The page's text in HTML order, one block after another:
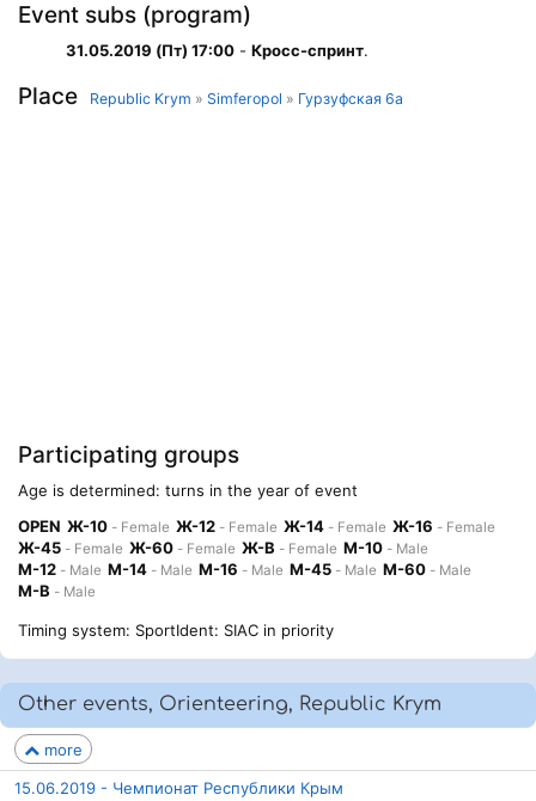
Event subs (program)
31.05.2019 (Пт) 17:00 - Кросс-спринт.
Place Republic Krym » Simferopol » Гурзуфская 6а
Participating groups
Age is determined: turns in the year of event
OPEN Ж-10 - Female Ж-12 - Female Ж-14 - Female Ж-16 - Female
Ж-45 - Female Ж-60 - Female Ж-В - Female М-10 - Male
М-12 - Male М-14 - Male М-16 - Male М-45 - Male М-60 - Male
М-В - Male
Timing system: SportIdent: SIAC in priority
Other events, Orienteering, Republic Krym
more
15.06.2019 - Чемпионат Республики Крым